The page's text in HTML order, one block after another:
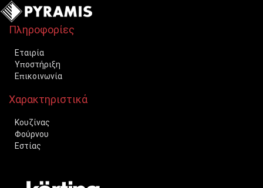
Πληροφορίες
Εταιρία
Υποστήριξη
Επικοινωνία
Χαρακτηριστικά
Κουζίνας
Φούρνου
Εστίας